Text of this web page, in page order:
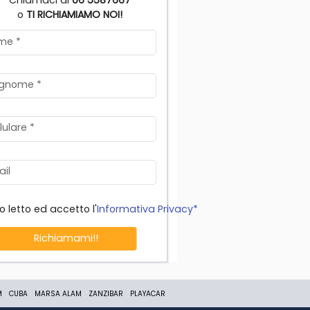
o TI RICHIAMIAMO NOI!
*
*
*
letto ed accetto l'Informativa Privacy*
Richiamami!!
CUBA MARSA ALAM ZANZIBAR PLAYACAR